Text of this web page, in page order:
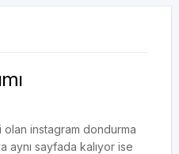
instagram dondurma
aynı sayfada kalıyor ise